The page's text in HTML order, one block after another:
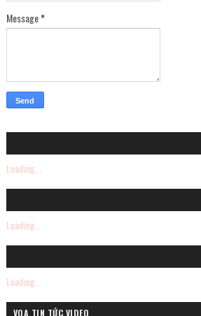
Message*
Loading...
Loading...
Loading...
VOA TIN TỨC VIDEO